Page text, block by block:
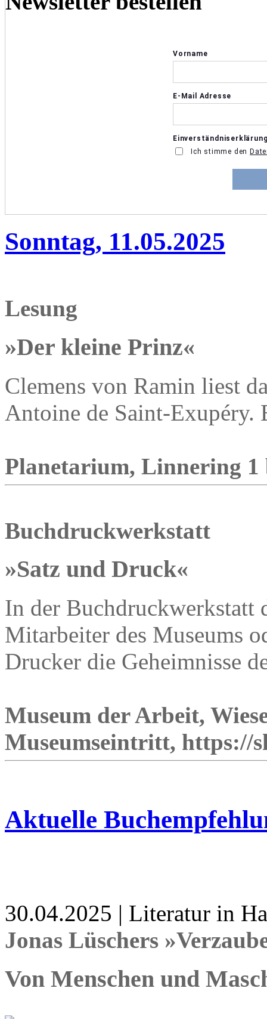
Sonntag, 11.05.2025
Lesung
»Der kleine Prinz«
Clemens von Ramin liest
Antoine de Saint-Exupéry.
Planetarium, Linnering 1
Buchdruckwerkstatt
»Satz und Druck«
In der Buchdruckwerkstatt
Mitarbeiter des Museums
Drucker die Geheimnisse
Museum der Arbeit,
Museumseintritt, https://
Aktuelle
30.04.2025 | Literatur in
Jonas Lüschers
Von Menschen und